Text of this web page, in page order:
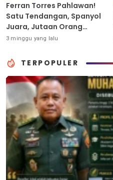
Ferran Torres Pahlawan!
Satu Tendangan, Spanyol
Juara, Jutaan Orang
Berpesta
3 minggu yang lalu
TERPOPULER